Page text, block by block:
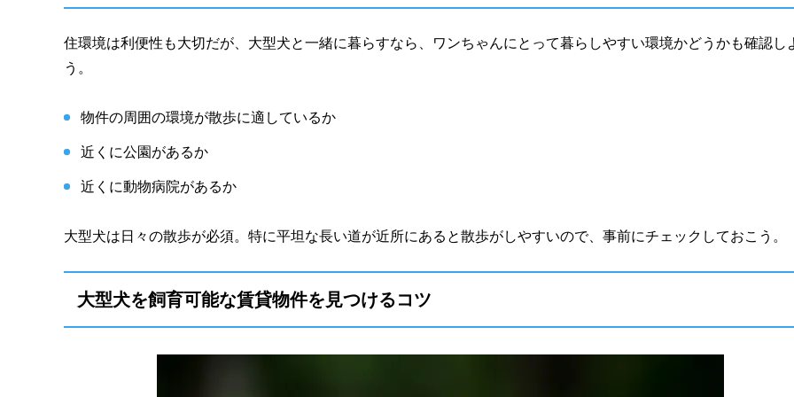
住環境は利便性も大切だが、大型犬と一緒に暮らすなら、ワンちゃんにとって暮らしやすい環境かどうかも確認し
う。
物件の周囲の環境が散歩に適しているか
近くに公園があるか
近くに動物病院があるか
大型犬は日々の散歩が必須。特に平坦な長い道が近所にあると散歩がしやすいので、事前にチェックしておこう。
大型犬を飼育可能な賃貸物件を見つけるコツ